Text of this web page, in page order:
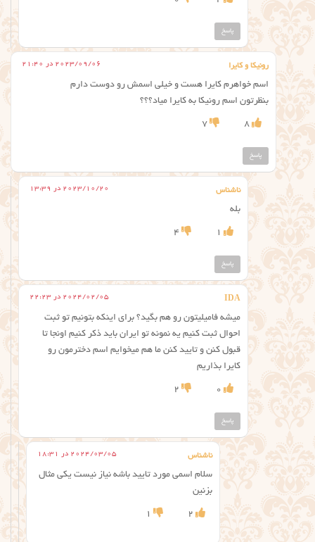
پاسخ
رونیکا و کایرا 2023/09/06 در 21:40
اسم خواهرم کایرا هست و خیلی اسمش رو دوست دارم
بنظرتون اسم رونیکا به کایرا میاد؟؟؟
8
7
پاسخ
ناشناس 2023/10/20 در 13:39
بله
1
4
پاسخ
IDA 2024/02/05 در 22:23
میشه فامیلیتون رو هم بگید؟ برای اینکه بتونیم تو ثبت
احوال ثبت کنیم یه نمونه تو ایران باید ذکر کنیم اونجا تا
قبول کنن و تایید کنن ما هم میخوایم اسم دخترمون رو
کایرا بذاریم
0
2
پاسخ
ناشناس 2024/03/05 در 18:31
سلام اسمی مورد تایید باشه نیاز نیست یکی مثال
بزنین
2
1